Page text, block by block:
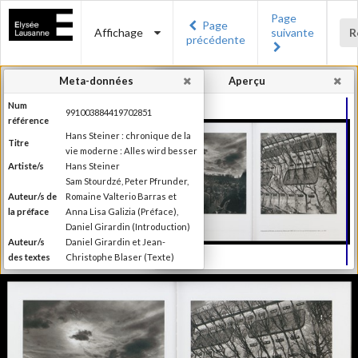
Affichage
Page
précédente
Page
suivante
Aperçu
Meta-données
Num
référence
991003884419702851
Titre
Hans Steiner : chronique de la
vie moderne : Alles wird besser
Artiste/s
Hans Steiner
Auteur/s de
la préface
Sam Stourdzé, Peter Pfrunder,
Romaine Valterio Barras et
Anna Lisa Galizia (Préface),
Daniel Girardin (Introduction)
Auteur/s
des textes
Daniel Girardin et Jean-
Christophe Blaser (Texte)
Editeur
Ruetz, Michael (Frankfurt am
Lieu
d'édition
Arles; Lausanne; Zürich
Date
d'édition
2011